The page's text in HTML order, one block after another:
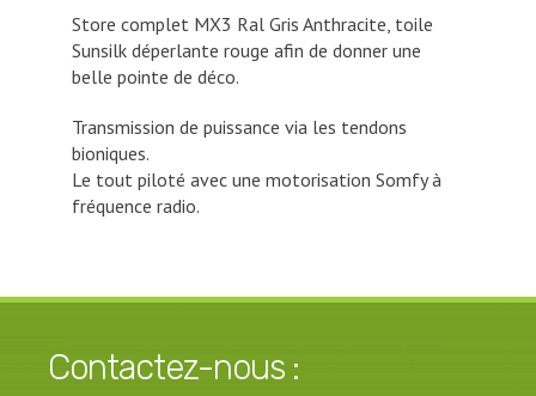
Store complet MX3 Ral Gris Anthracite, toile
Sunsilk déperlante rouge afin de donner une
belle pointe de déco.
Transmission de puissance via les tendons
bioniques.
Le tout piloté avec une motorisation Somfy à
fréquence radio.
Contactez-nous :